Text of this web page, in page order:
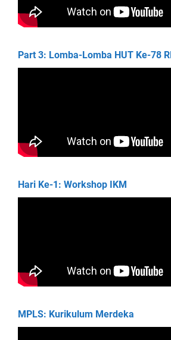
Part 3: Lomba-Lomba HUT Ke-78
Hari Ke-1: Workshop IKM
MPLS: Kurikulum Merdeka